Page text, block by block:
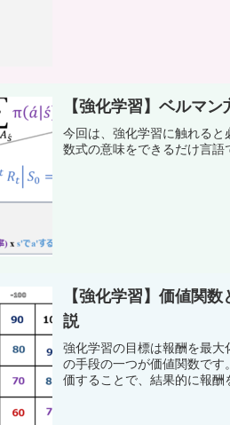
【強化学習】ベルマ
今回は、強化学習に触れると
数式の意味をできるだけ言語
【強化学習】価値関
説
強化学習の目標は報酬を最
の手段の一つが価値関数で
価することで、結果的に報酬